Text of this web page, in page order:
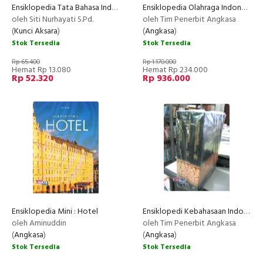
Ensiklopedia Tata Bahasa Indonesia
oleh Siti Nurhayati S.Pd.
(Kunci Aksara)
Stok Tersedia
Rp 65.400
Hemat Rp 13.080
Rp 52.320
Ensiklopedia Olahraga Indonesia Jilid 1-3 (Hard Cover)
oleh Tim Penerbit Angkasa
(Angkasa)
Stok Tersedia
Rp 1.170.000
Hemat Rp 234.000
Rp 936.000
Ensiklopedia Mini : Hotel
oleh Aminuddin
(Angkasa)
Stok Tersedia
Ensiklopedi Kebahasaan Indonesia Jilid I-III (HC)
oleh Tim Penerbit Angkasa
(Angkasa)
Stok Tersedia